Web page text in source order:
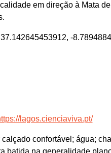
em direção à Mata
37.142645453912, -
lagos.cienciaviva.pt/
calçado confortável; água;